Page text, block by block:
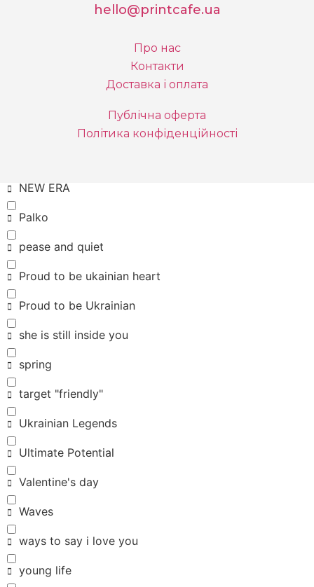
NEW ERA
Palko
pease and quiet
Proud to be ukainian heart
Proud to be Ukrainian
she is still inside you
spring
target "friendly"
Ukrainian Legends
Ultimate Potential
Valentine's day
Waves
ways to say i love you
young life
hello@printcafe.ua
Про нас
Контакти
Доставка і оплата
Публічна оферта
Політика конфіденційності